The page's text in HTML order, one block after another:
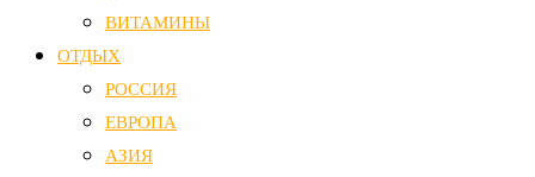
ВИТАМИНЫ
ОТДЫХ
РОССИЯ
ЕВРОПА
АЗИЯ